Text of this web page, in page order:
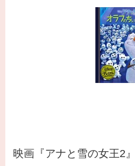
映画『アナと雪の女王2